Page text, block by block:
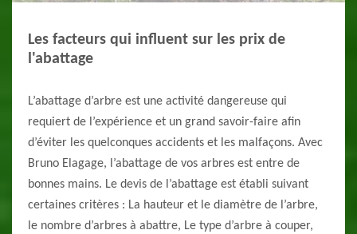
Les facteurs qui influent sur les prix de
l'abattage
L’abattage d’arbre est une activité dangereuse qui
requiert de l’expérience et un grand savoir-faire afin
d’éviter les quelconques accidents et les malfaçons. Avec
Bruno Elagage, l’abattage de vos arbres est entre de
bonnes mains. Le devis de l’abattage est établi suivant
certaines critères : La hauteur et le diamètre de l’arbre,
le nombre d’arbres à abattre, Le type d’arbre à couper,